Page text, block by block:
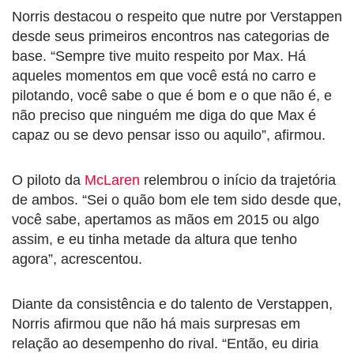
Norris destacou o respeito que nutre por Verstappen
desde seus primeiros encontros nas categorias de
base. “Sempre tive muito respeito por Max. Há
aqueles momentos em que você está no carro e
pilotando, você sabe o que é bom e o que não é, e
não preciso que ninguém me diga do que Max é
capaz ou se devo pensar isso ou aquilo”, afirmou.
O piloto da McLaren relembrou o início da trajetória
de ambos. “Sei o quão bom ele tem sido desde que,
você sabe, apertamos as mãos em 2015 ou algo
assim, e eu tinha metade da altura que tenho
agora”, acrescentou.
Diante da consistência e do talento de Verstappen,
Norris afirmou que não há mais surpresas em
relação ao desempenho do rival. “Então, eu diria